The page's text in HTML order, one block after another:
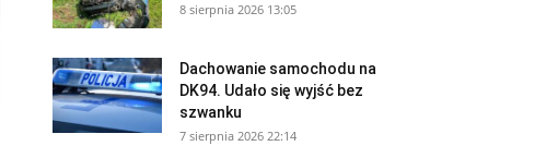
8 sierpnia 2026 13:05
Dachowanie samochodu na
DK94. Udało się wyjść bez
szwanku
7 sierpnia 2026 22:14